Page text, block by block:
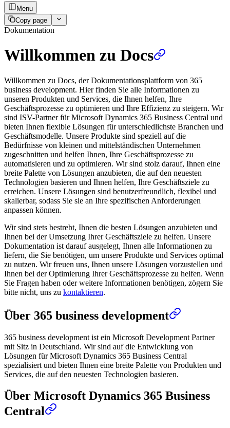
Menu
Copy page
Dokumentation
Willkommen zu Docs
Willkommen zu Docs, der Dokumentationsplattform von 365
business development. Hier finden Sie alle Informationen zu
unseren Produkten und Services, die Ihnen helfen, Ihre
Geschäftsprozesse zu optimieren und Ihre Effizienz zu steigern. Wir
sind ISV-Partner für Microsoft Dynamics 365 Business Central und
bieten Ihnen flexible Lösungen für unterschiedlichste Branchen und
Geschäftsmodelle. Unsere Produkte sind speziell auf die
Bedürfnisse von kleinen und mittelständischen Unternehmen
zugeschnitten und helfen Ihnen, Ihre Geschäftsprozesse zu
automatisieren und zu optimieren. Wir sind stolz darauf, Ihnen eine
breite Palette von Lösungen anzubieten, die auf den neuesten
Technologien basieren und Ihnen helfen, Ihre Geschäftsziele zu
erreichen. Unsere Lösungen sind benutzerfreundlich, flexibel und
skalierbar, sodass Sie sie an Ihre spezifischen Anforderungen
anpassen können.
Wir sind stets bestrebt, Ihnen die besten Lösungen anzubieten und
Ihnen bei der Umsetzung Ihrer Geschäftsziele zu helfen. Unsere
Dokumentation ist darauf ausgelegt, Ihnen alle Informationen zu
liefern, die Sie benötigen, um unsere Produkte und Services optimal
zu nutzen. Wir freuen uns, Ihnen unsere Lösungen vorzustellen und
Ihnen bei der Optimierung Ihrer Geschäftsprozesse zu helfen. Wenn
Sie Fragen haben oder weitere Informationen benötigen, zögern Sie
bitte nicht, uns zu kontaktieren.
Über 365 business development
365 business development ist ein Microsoft Development Partner
mit Sitz in Deutschland. Wir sind auf die Entwicklung von
Lösungen für Microsoft Dynamics 365 Business Central
spezialisiert und bieten Ihnen eine breite Palette von Produkten und
Services, die auf den neuesten Technologien basieren.
Über Microsoft Dynamics 365 Business
Central